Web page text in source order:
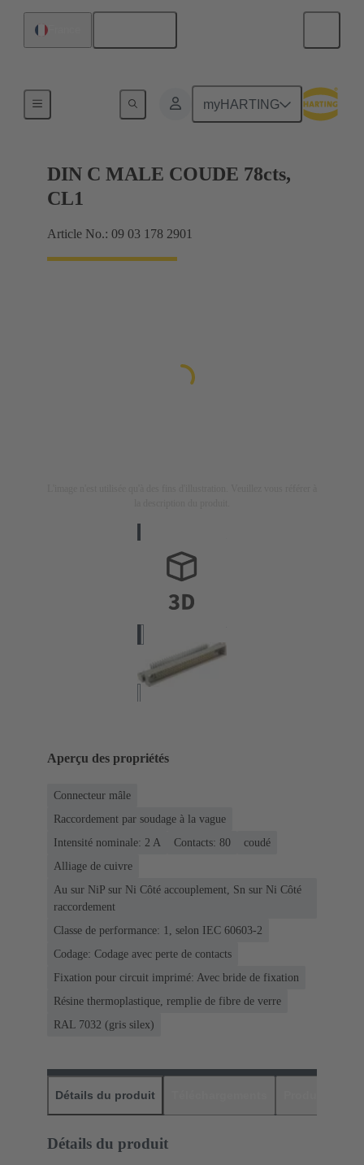
myHARTING
Raccordement carte mère à carte fille
DIN C MALE COUDE 78cts,
CL1
Article No.: 09 03 178 2901
Aperçu des propriétés
Connecteur mâle
Raccordement par soudage à la vague
Intensité nominale: ‌2 A
Contacts: 80
coudé
Alliage de cuivre
Au sur NiP sur Ni Côté accouplement, Sn sur Ni Côté
raccordement
Classe de performance: 1, selon IEC 60603-2
Codage: Codage avec perte de contacts
Fixation pour circuit imprimé: Avec bride de fixation
Résine thermoplastique, remplie de fibre de verre
RAL 7032 (gris silex)
Détails du produit
Détails du produit